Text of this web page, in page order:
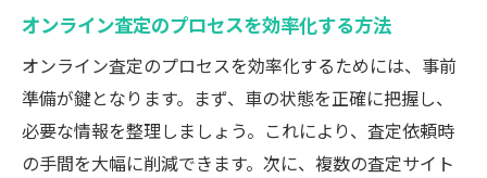
オンライン査定のプロセスを効率化する方法
オンライン査定のプロセスを効率化するためには、事前
準備が鍵となります。まず、車の状態を正確に把握し、
必要な情報を整理しましょう。これにより、査定依頼時
の手間を大幅に削減できます。次に、複数の査定サイト